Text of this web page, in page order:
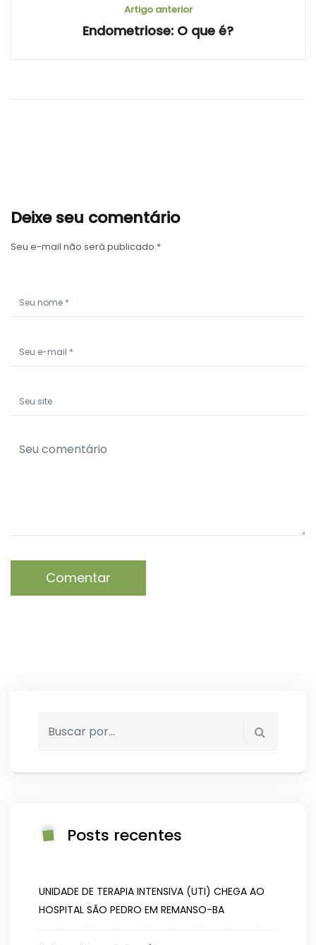
Artigo anterior
Endometriose: O que é?
Deixe seu comentário
Seu e-mail não será publicado.*
Posts recentes
UNIDADE DE TERAPIA INTENSIVA (UTI) CHEGA AO
HOSPITAL SÃO PEDRO EM REMANSO-BA